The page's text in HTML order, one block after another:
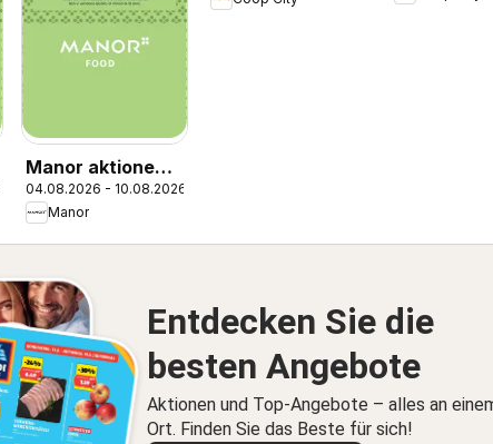
Manor aktionen
IT
04.08.2026 - 10.08.2026
Manor
Entdecken Sie die
besten Angebote
Aktionen und Top-Angebote – alles an
Ort. Finden Sie das Beste für sich!